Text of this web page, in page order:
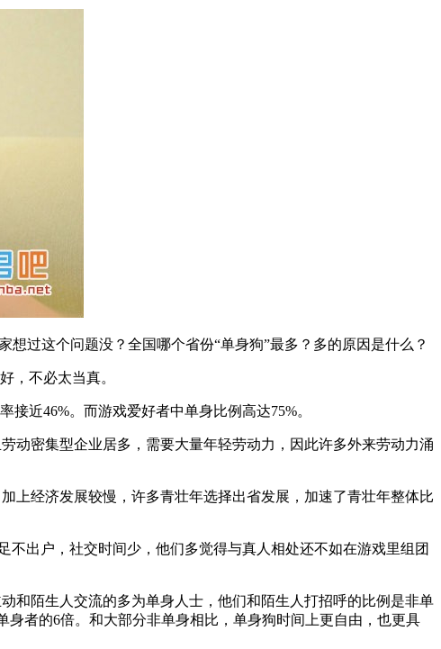
想过这个问题没？全国哪个省份“单身狗”最多？多的原因是什么？
，不必太当真。
近46%。而游戏爱好者中单身比例高达75%。
动密集型企业居多，需要大量年轻劳动力，因此许多外来劳动力涌
上经济发展较慢，许多青壮年选择出省发展，加速了青壮年整体比
出户，社交时间少，他们多觉得与真人相处还不如在游戏里组团
和陌生人交流的多为单身人士，他们和陌生人打招呼的比例是非单
者的6倍。和大部分非单身相比，单身狗时间上更自由，也更具